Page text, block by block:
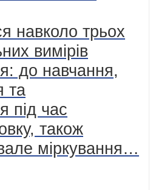
навколо трьох
вимірів
до навчання,
та
під час
також
міркування…